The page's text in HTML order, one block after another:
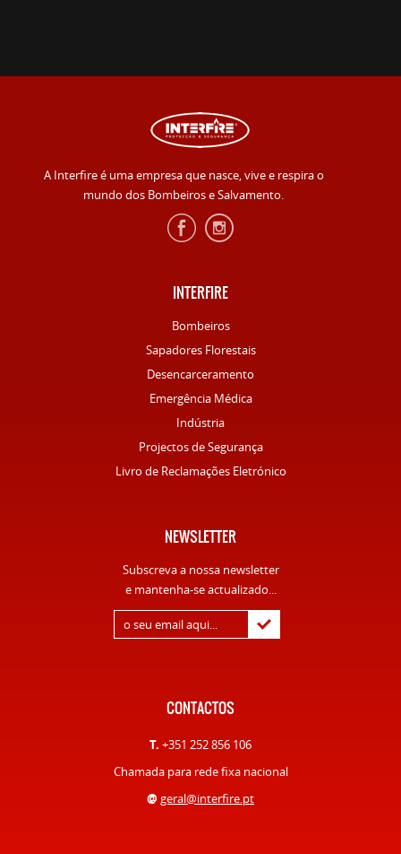
A Interfire é uma empresa que nasce, vive e respira o
mundo dos Bombeiros e Salvamento.
INTERFIRE
Bombeiros
Sapadores Florestais
Desencarceramento
Emergência Médica
Indústria
Projectos de Segurança
Livro de Reclamações Eletrónico
NEWSLETTER
Subscreva a nossa newsletter
e mantenha-se actualizado...
CONTACTOS
T. +351 252 856 106
Chamada para rede fixa nacional
@ geral@interfire.pt